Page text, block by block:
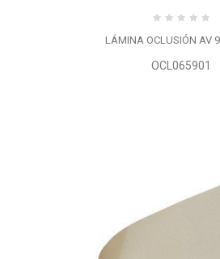
LÁMINA OCLUSIÓN AV
OCL065901